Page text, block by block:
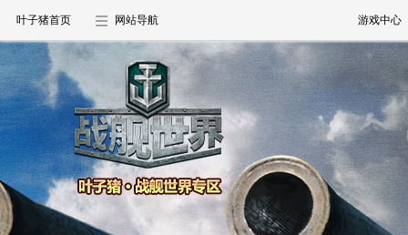
叶子猪首页 网站导航 游戏中心